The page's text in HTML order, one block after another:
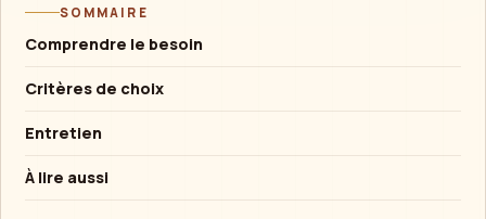
SOMMAIRE
Comprendre le besoin
Critères de choix
Entretien
À lire aussi